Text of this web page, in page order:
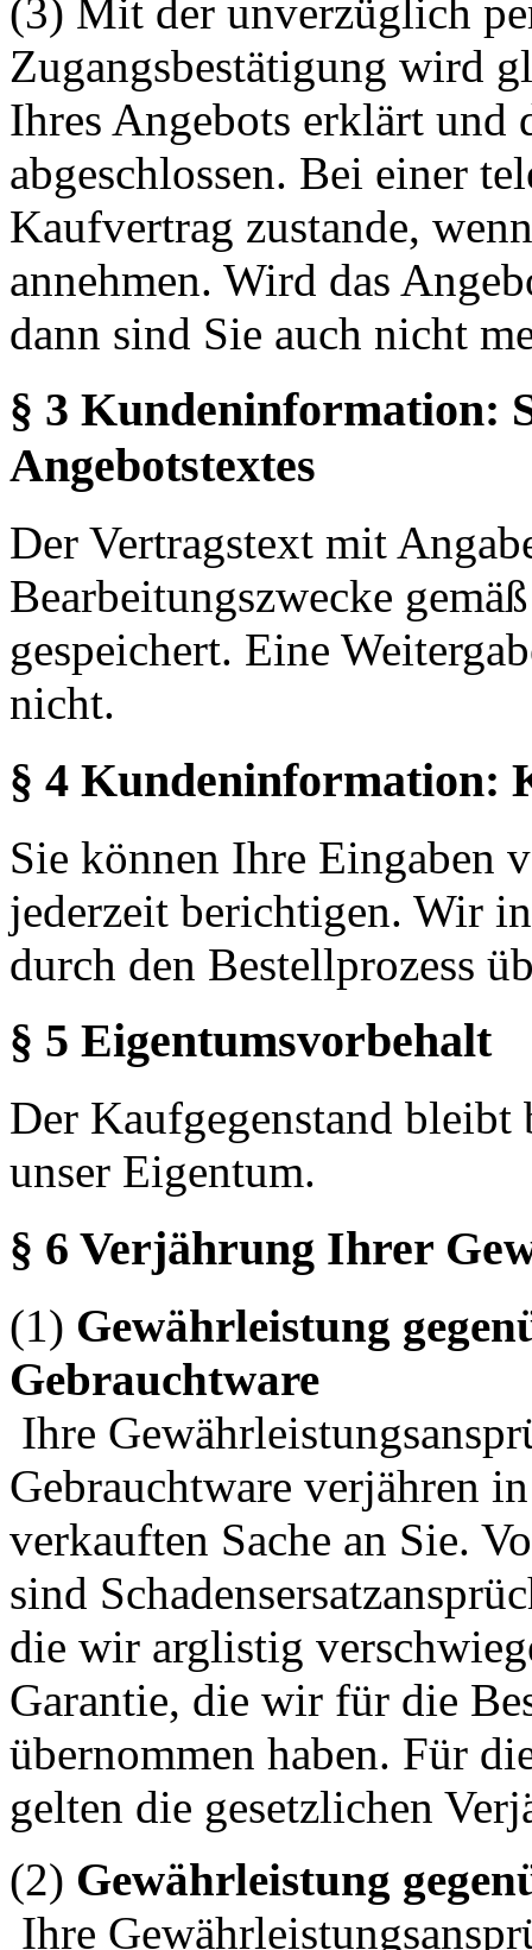
(3) Mit der unverzüglich
Zugangsbestätigung wird
Ihres Angebots erklärt und
abgeschlossen. Bei einer
Kaufvertrag zustande,
annehmen. Wird das
dann sind Sie auch nicht
§ 3 Kundeninformation:
Angebotstextes
Der Vertragstext mit
Bearbeitungszwecke
gespeichert. Eine
nicht.
§ 4 Kundeninformation:
Sie können Ihre Eingaben
jederzeit berichtigen. Wir
durch den Bestellprozess
§ 5 Eigentumsvorbehalt
Der Kaufgegenstand
unser Eigentum.
§ 6 Verjährung Ihrer
(1) Gewährleistung
Gebrauchtware
Ihre
Gebrauchtware verjähren
verkauften Sache an Sie.
sind
die wir arglistig
Garantie, die wir für die
übernommen haben. Für
gelten die gesetzlichen
(2) Gewährleistung
Ihre